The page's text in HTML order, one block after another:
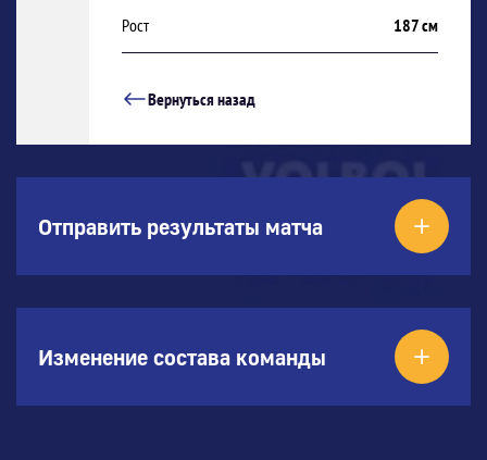
Рост 187 см
Вернуться назад
Отправить результаты матча
Изменение состава команды